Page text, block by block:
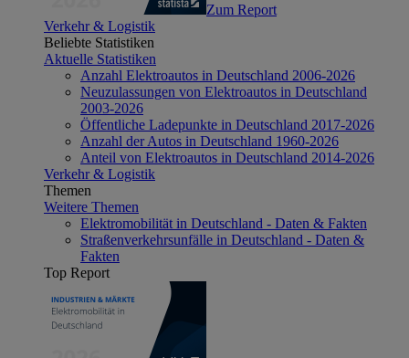
Zum Report
Verkehr & Logistik
Beliebte Statistiken
Aktuelle Statistiken
Anzahl Elektroautos in Deutschland 2006-2026
Neuzulassungen von Elektroautos in Deutschland
2003-2026
Öffentliche Ladepunkte in Deutschland 2017-2026
Anzahl der Autos in Deutschland 1960-2026
Anteil von Elektroautos in Deutschland 2014-2026
Verkehr & Logistik
Themen
Weitere Themen
Elektromobilität in Deutschland - Daten & Fakten
Straßenverkehrsunfälle in Deutschland - Daten &
Fakten
Top Report